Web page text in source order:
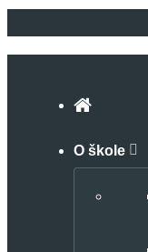
O škole